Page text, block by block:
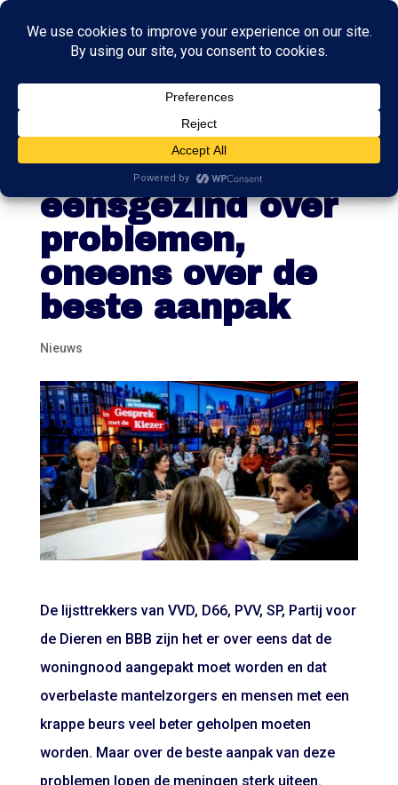
RTL-debat: zes
partijen
eensgezind over
problemen,
oneens over de
beste aanpak
Nieuws
De lijsttrekkers van VVD, D66, PVV, SP, Partij voor
de Dieren en BBB zijn het er over eens dat de
woningnood aangepakt moet worden en dat
overbelaste mantelzorgers en mensen met een
krappe beurs veel beter geholpen moeten
worden. Maar over de beste aanpak van deze
problemen lopen de meningen sterk uiteen.